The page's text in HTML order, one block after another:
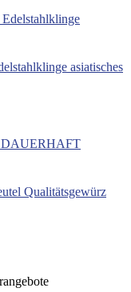
asiatisches
Qualitätsgewürz